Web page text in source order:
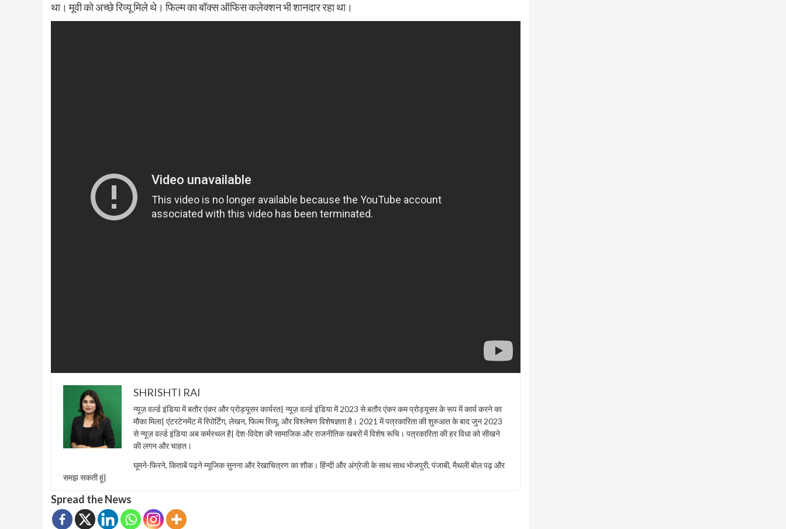
था। मूवी को अच्छे रिव्यू मिले थे। फिल्म का बॉक्स ऑफिस कलेक्शन भी शानदार रहा था।
SHRISHTI RAI
न्यूज़ वर्ल्ड इंडिया में बतौर एंकर और प्रोड्यूसर कार्यरत| न्यूज़ वर्ल्ड इंडिया में 2023 से बतौर एंकर कम प्रोड्यूसर के रूप में कार्य करने का
मौका मिला| एंटरटेनमेंट में रिपोर्टिंग, लेखन, फिल्म रिव्यू, और विश्लेषण विशेषज्ञता है। 2021 में पत्रकारिता की शुरुआत के बाद जुन 2023
से न्यूज़ वर्ल्ड इंडिया अब कर्मस्थल है| देश-विदेश की सामाजिक और राजनीतिक खबरों में विशेष रूचि। पत्रकारिता की हर विधा को सीखने
की लगन और चाहत।
घूमने-फिरने, किताबें पढ़ने म्यूजिक सुनना और रेखाचित्रण का शौक। हिंन्दी और अंग्रेजी के साथ साथ भोजपुरी, पंजाबी, मैथली बोल पढ़ और
समझ सकती हूं|
Spread the News